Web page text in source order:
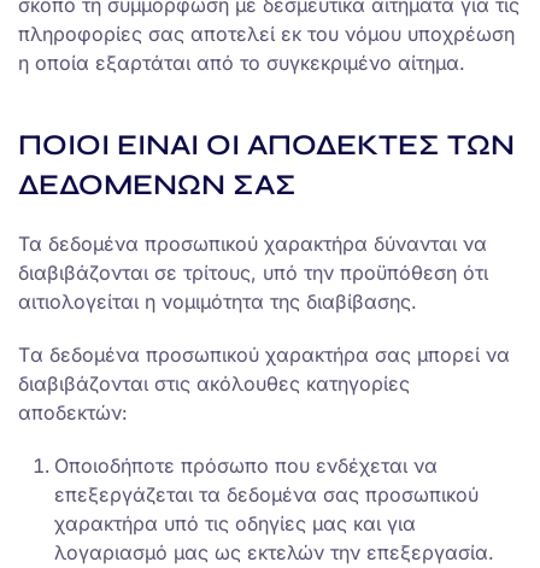
σκοπό τη συμμόρφωση με δεσμευτικά αιτήματα για τις
πληροφορίες σας αποτελεί εκ του νόμου υποχρέωση
η οποία εξαρτάται από το συγκεκριμένο αίτημα.
ΠΟΙΟΙ ΕΙΝΑΙ ΟΙ ΑΠΟΔΕΚΤΕΣ ΤΩΝ
ΔΕΔΟΜΕΝΩΝ ΣΑΣ
Τα δεδομένα προσωπικού χαρακτήρα δύνανται να
διαβιβάζονται σε τρίτους, υπό την προϋπόθεση ότι
αιτιολογείται η νομιμότητα της διαβίβασης.
Tα δεδομένα προσωπικού χαρακτήρα σας μπορεί να
διαβιβάζονται στις ακόλουθες κατηγορίες
αποδεκτών:
Οποιοδήποτε πρόσωπο που ενδέχεται να
επεξεργάζεται τα δεδομένα σας προσωπικού
χαρακτήρα υπό τις οδηγίες μας και για
λογαριασμό μας ως εκτελών την επεξεργασία.